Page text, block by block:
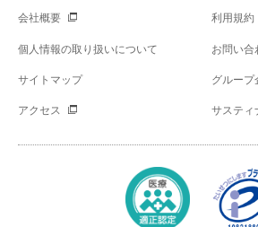
会社概要 利用規約
個人情報の取り扱いについて お問い合
サイトマップ グループ
アクセス サスティ